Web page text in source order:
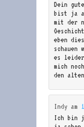
Dein
bist ja
mit der
eben
schauen
es
mich
den
Indy am
Ich bin